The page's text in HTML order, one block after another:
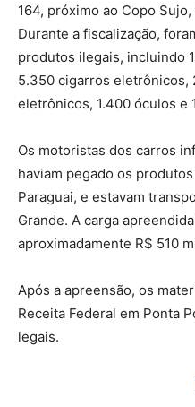
164, próximo ao Copo
Durante a fiscalização,
produtos ilegais, incluindo
5.350 cigarros eletrônicos,
eletrônicos, 1.400 óculos e
Os motoristas dos carros
haviam pegado os
Paraguai, e estavam
Grande. A carga
aproximadamente R$ 510
Após a apreensão, os
Receita Federal em Ponta
legais.